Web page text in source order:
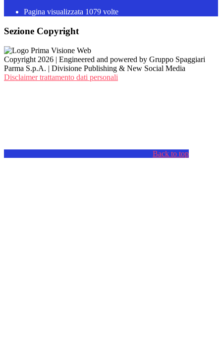
Pagina visualizzata 1079 volte
Sezione Copyright
Copyright 2026 | Engineered and powered by Gruppo Spaggiari
Parma S.p.A. | Divisione Publishing & New Social Media
Disclaimer trattamento dati personali
Back to top